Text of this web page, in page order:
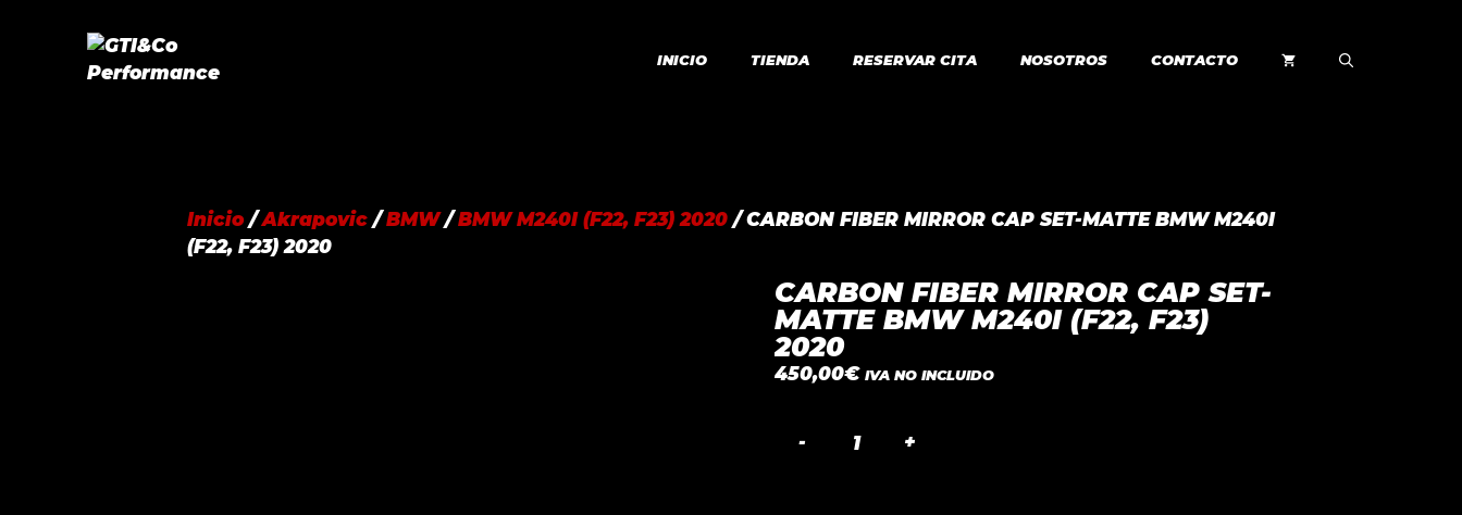
contenido
INICIO TIENDA RESERVAR CITA NOSOTROS CONTACTO
Inicio/Akrapovic /BMW/BMW M240I (F22, F23) 2020 / CARBON FIBER MIRROR CAP SET-MATTE BMW M240I
(F22, F23) 2020
CARBON FIBER MIRROR CAP SET-
MATTE BMW M240I (F22, F23)
2020
450,00€ IVA NO INCLUIDO
CARBON